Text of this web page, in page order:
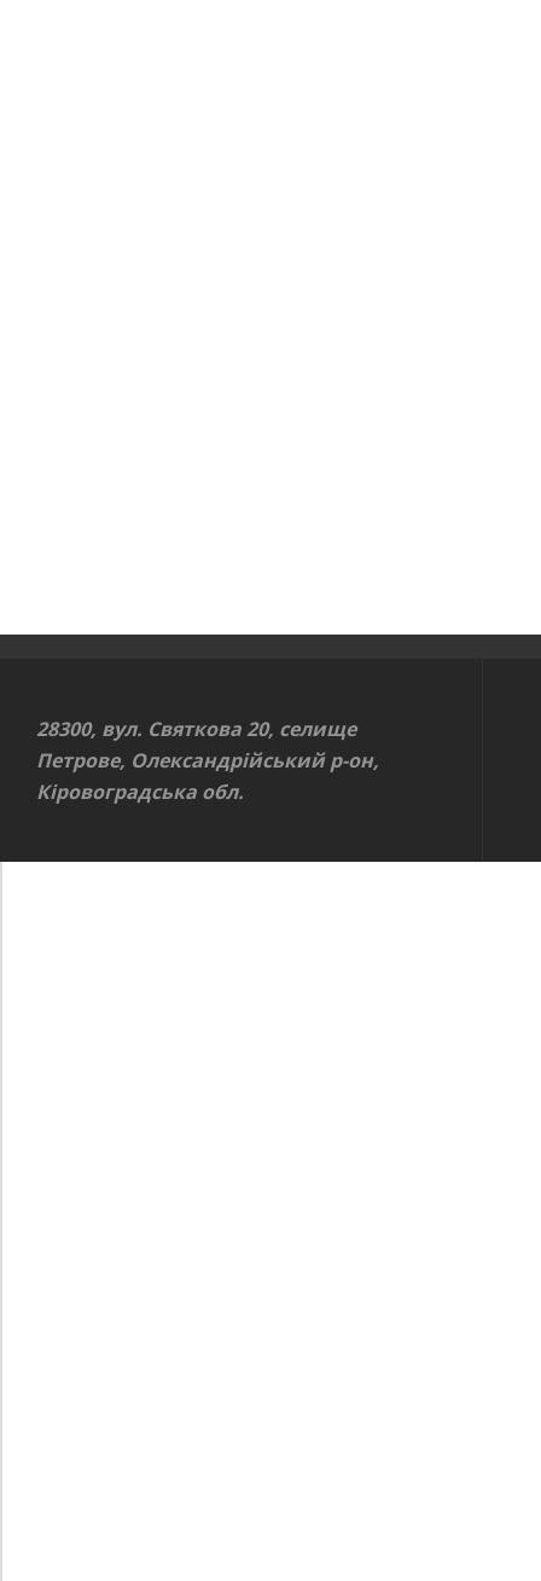
28300, вул. Святкова 20, селище
Петрове, Олександрійський р-он,
Кіровоградська обл.